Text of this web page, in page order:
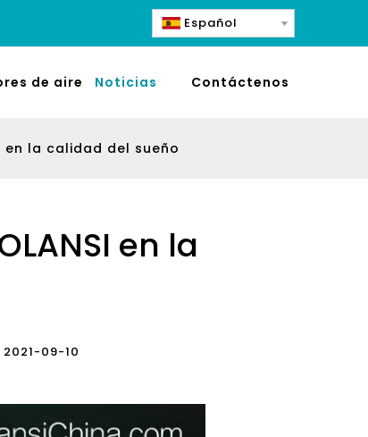
Español
de aire Noticias Contáctenos
en la calidad del sueño
en la
2021-09-10